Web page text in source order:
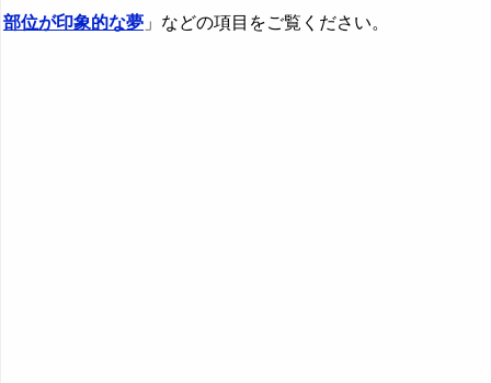
部位が印象的な夢 」などの項目をご覧ください。